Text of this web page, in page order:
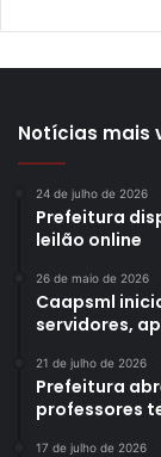
Notícias mais
24 de julho de 2026
Prefeitura
leilão online
26 de maio de 2026
Caapsml
servidores,
21 de julho de 2026
Prefeitura
professores
17 de julho de 2026